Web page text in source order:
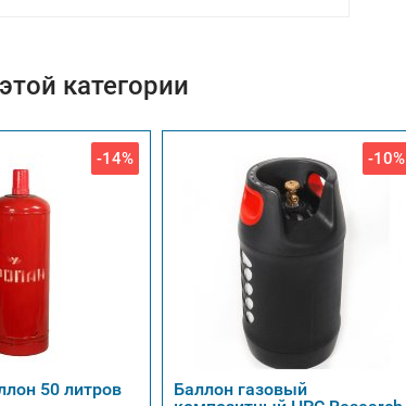
категории
-14%
50 литров
-10%
Баллон газовый